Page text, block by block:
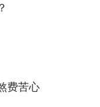
费苦心